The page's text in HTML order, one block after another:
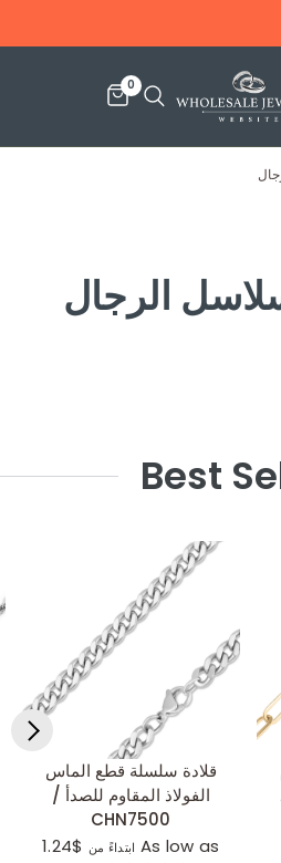
0
الرجال
Best
عرض سريع
قلادة سلسلة قطع الماس
الفولاذ المقاوم للصدأ /
CHN7500
As low as ابتداءً من $1.24